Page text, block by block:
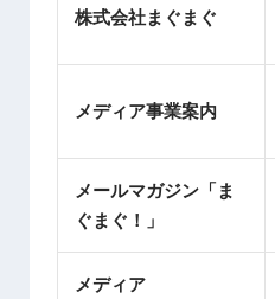
株式会社まぐまぐ
メディア事業案内
メールマガジン「ま
ぐまぐ！」
メディア